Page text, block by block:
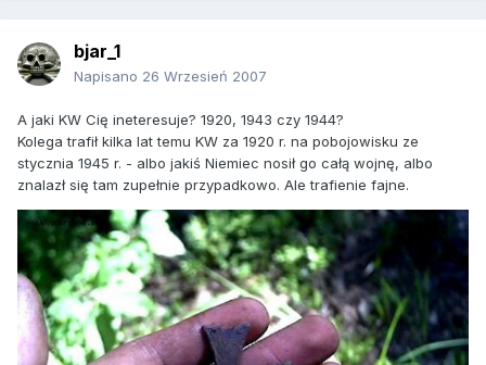
bjar_1
Napisano 26 Wrzesień 2007
A jaki KW Cię ineteresuje? 1920, 1943 czy 1944?
Kolega trafił kilka lat temu KW za 1920 r. na pobojowisku ze
stycznia 1945 r. - albo jakiś Niemiec nosił go całą wojnę, albo
znalazł się tam zupełnie przypadkowo. Ale trafienie fajne.